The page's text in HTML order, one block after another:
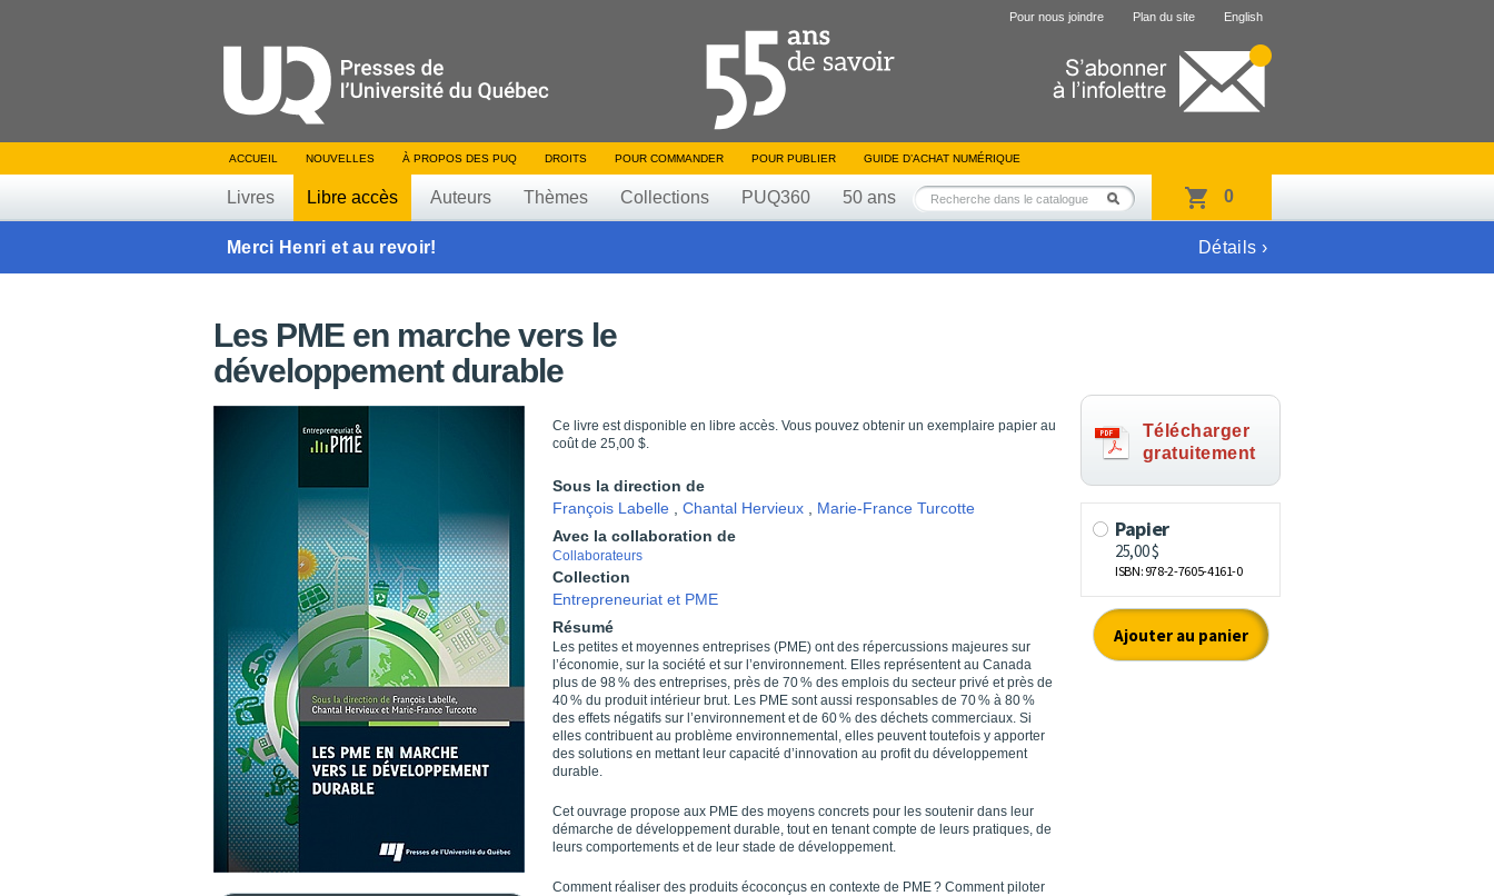
Pour nous joindre Plan du site English
ACCUEIL NOUVELLES À PROPOS DES PUQ DROITS POUR COMMANDER POUR PUBLIER GUIDE D’ACHAT NUMÉRIQUE
Livres Libre accès Auteurs Thèmes Collections PUQ360 50 ans 0
Merci Henri et au revoir! Détails ›
Les PME en marche vers le
développement durable
Ce livre est disponible en libre accès. Vous pouvez obtenir un exemplaire papier au
coût de 25,00 $.
Sous la direction de
François Labelle
Chantal Hervieux
Marie-France Turcotte
Avec la collaboration de
Collaborateurs
Collection
Entrepreneuriat et PME
Résumé
Les petites et moyennes entreprises (PME) ont des répercussions majeures sur
l’économie, sur la société et sur l’environnement. Elles représentent au Canada
plus de 98 % des entreprises, près de 70 % des emplois du secteur privé et près de
40 % du produit intérieur brut. Les PME sont aussi responsables de 70 % à 80 %
des effets négatifs sur l’environnement et de 60 % des déchets commerciaux. Si
elles contribuent au problème environnemental, elles peuvent toutefois y apporter
des solutions en mettant leur capacité d’innovation au profit du développement
durable.
Cet ouvrage propose aux PME des moyens concrets pour les soutenir dans leur
démarche de développement durable, tout en tenant compte de leurs pratiques, de
leurs comportements et de leur stade de développement.
Comment réaliser des produits écoconçus en contexte de PME ? Comment piloter
Télécharger
gratuitement